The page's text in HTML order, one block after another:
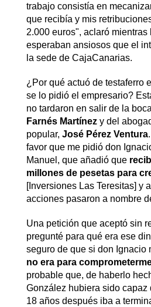
trabajo consistía en
que recibía y mis
2.000 euros", aclaró mientras
esperaban ansiosos que el
la sede de CajaCanarias.
¿Por qué actuó de testaferro
se lo pidió el empresario?
no tardaron en salir de la
Farnés Martínezy del
popular, José Pérez Ventura.
favor que me pidió don
Manuel, que añadió que
millones de pesetas para
[Inversiones Las Teresitas] y
acciones pasaron a nombre
Una petición que aceptó sin
pregunté para qué era ese
seguro de que si don Ignacio
no era para
probable que, de haberlo
González hubiera sido capaz
18 años después iba a